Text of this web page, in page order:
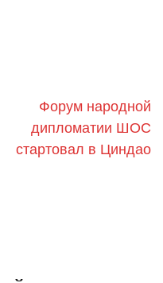
Форум народной
дипломатии ШОС
стартовал в Циндао